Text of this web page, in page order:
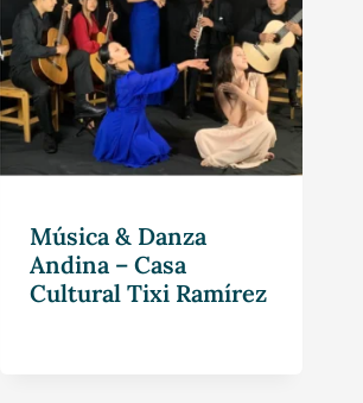
Música & Danza
Andina – Casa
Cultural Tixi Ramírez